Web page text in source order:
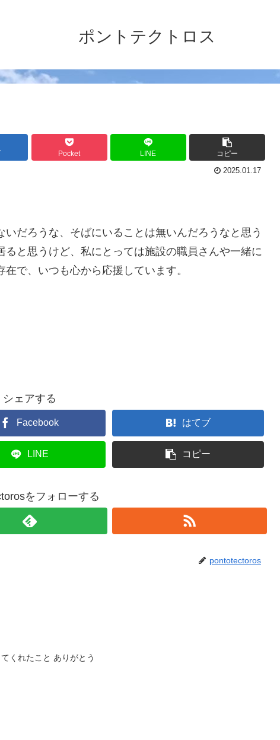
ポントテクトロス
Pocket LINE コピー
2025.01.17
だろうな、そばにいることは無いんだろうなと思う
と思うけど、私にとっては施設の職員さんや一緒に
で、いつも心から応援しています。
シェアする
Facebook はてブ
LINE コピー
をフォローする
pontotectoros
くれたこと ありがとう